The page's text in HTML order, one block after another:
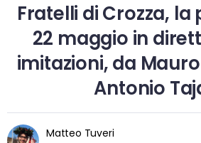
Fratelli di Crozza,
22 maggio in
imitazioni, da
Antonio
Matteo Tuveri